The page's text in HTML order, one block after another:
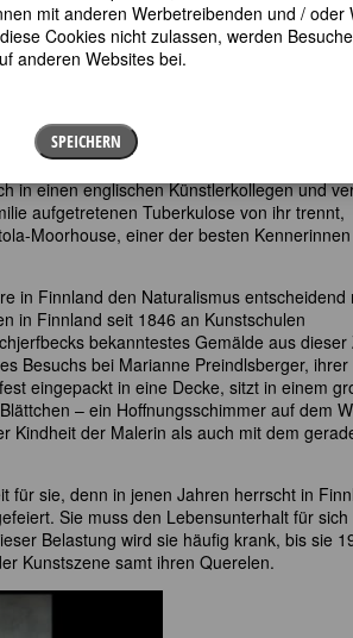
in der sie ihre lebenslange Freundin
eines staatlichen Reisestipendiums 1880
lebt abwechselnd in Paris und
in einen englischen Künstlerkollegen und
aufgetretenen Tuberkulose von ihr trennt,
Moorhouse, einer der besten Kennerinnen
in Finnland den Naturalismus entscheidend
in Finnland seit 1846 an Kunstschulen
bekanntestes Gemälde aus dieser
Besuchs bei Marianne Preindlsberger, ihrer
eingepackt in eine Decke, sitzt in einem
– ein Hoffnungsschimmer auf dem
Kindheit der Malerin als auch mit dem
für sie, denn in jenen Jahren herrscht in
Sie muss den Lebensunterhalt für sich
Belastung wird sie häufig krank, bis sie
Kunstszene samt ihren Querelen.
mit anderen Werbetreibenden und /
Cookies nicht zulassen, werden
anderen Websites bei.
SPEICHERN